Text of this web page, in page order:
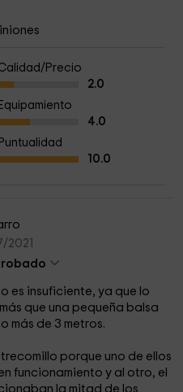
Precio
2.0
Equipamiento
4.0
Puntualidad
10.0
es insuficiente, ya que lo
que una pequeña balsa
más de 3 metros.
porque uno de ellos
funcionamiento y al otro, el
la mitad de los